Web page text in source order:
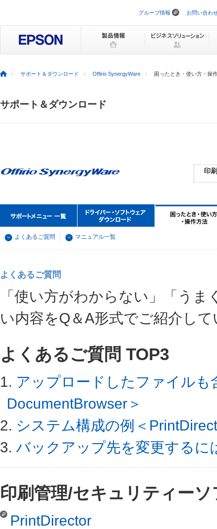
ビ
ョ
を
グループ情報 お問い合わ
サポート＆ダウンロード Offirio SynergyWare 困ったとき・使い方・操
サポート＆ダウンロード
印
よくあるご質問 マニュアル一覧
よくあるご質問
「使い方がわからない」「う
い内容をQ＆A形式でご紹介し
よくあるご質問 TOP3
1. アップロードしたファイル
DocumentBrowser＞
2. システム構成の例＜
3. バックアップ先を変更するに
印刷管理/セキュリティーソ
PrintDirector